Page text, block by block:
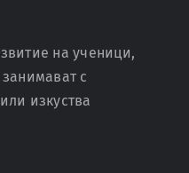
на ученици,
с
изкуства